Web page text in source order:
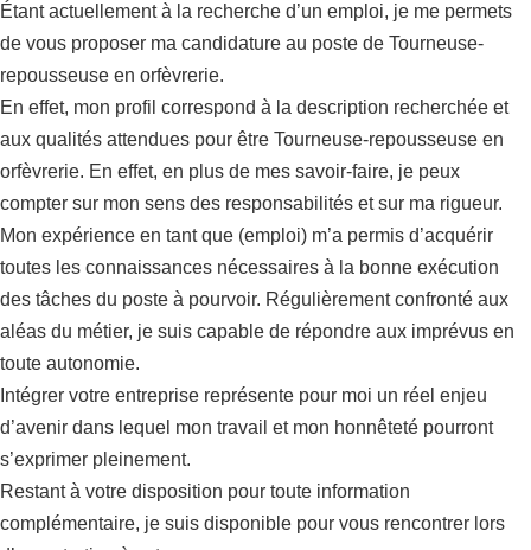
Étant actuellement à la recherche d’un emploi, je me permets
de vous proposer ma candidature au poste de Tourneuse-
repousseuse en orfèvrerie.
En effet, mon profil correspond à la description recherchée et
aux qualités attendues pour être Tourneuse-repousseuse en
orfèvrerie. En effet, en plus de mes savoir-faire, je peux
compter sur mon sens des responsabilités et sur ma rigueur.
Mon expérience en tant que (emploi) m’a permis d’acquérir
toutes les connaissances nécessaires à la bonne exécution
des tâches du poste à pourvoir. Régulièrement confronté aux
aléas du métier, je suis capable de répondre aux imprévus en
toute autonomie.
Intégrer votre entreprise représente pour moi un réel enjeu
d’avenir dans lequel mon travail et mon honnêteté pourront
s’exprimer pleinement.
Restant à votre disposition pour toute information
complémentaire, je suis disponible pour vous rencontrer lors